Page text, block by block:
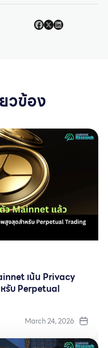
วข้อง
เน้น Privacy
รับ Perpetual
March 24, 2026